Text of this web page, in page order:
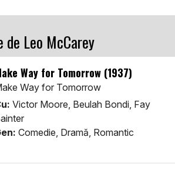
Leo McCarey
Way for Tomorrow (1937)
Way for Tomorrow
Victor Moore, Beulah Bondi, Fay
Comedie, Dramă, Romantic